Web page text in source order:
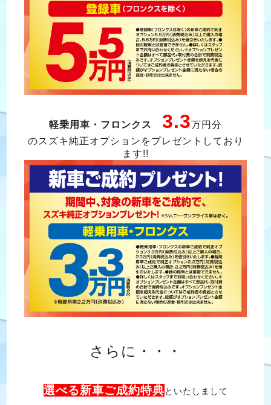
軽乗用車・フロンクス 3.3万円分
のスズキ純正オプションをプレゼントしており
ます!!
さらに・・・
選べる新車ご成約特典といたしまして